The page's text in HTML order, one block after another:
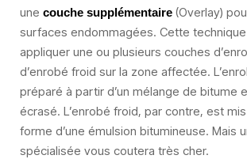
une couche supplémentaire (Overlay)
surfaces endommagées. Cette
appliquer une ou plusieurs couches
d’enrobé froid sur la zone affectée.
préparé à partir d’un mélange de bitume
écrasé. L’enrobé froid, par contre, est
forme d’une émulsion bitumineuse. Mais
spécialisée vous coutera très cher.